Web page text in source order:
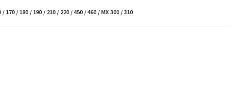
/ 180 / 190 / 210 / 220 / 450 / 460 / MX 300 / 310